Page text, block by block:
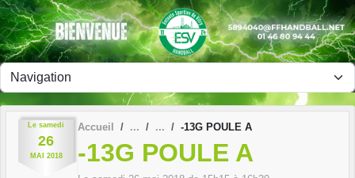
Le samedi
26
MAI 2018
Accueil -13G POULE A
-13G POULE A
Panneau de gestion des cookies